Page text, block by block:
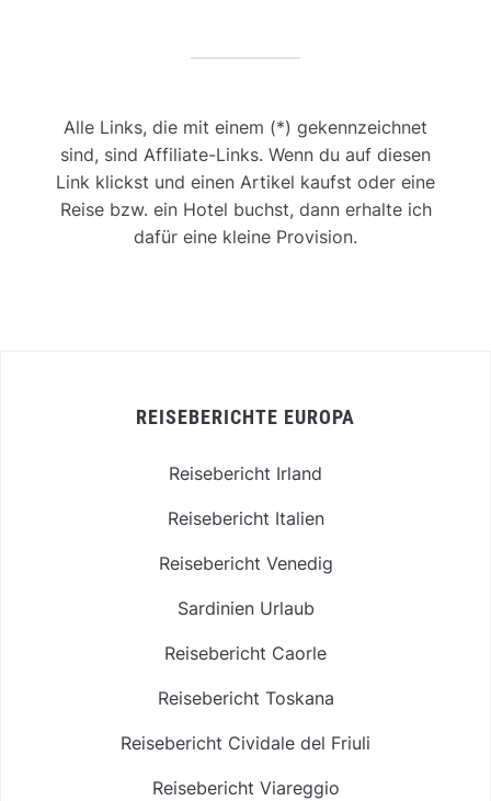
Alle Links, die mit einem (*) gekennzeichnet
sind, sind Affiliate-Links. Wenn du auf diesen
Link klickst und einen Artikel kaufst oder eine
Reise bzw. ein Hotel buchst, dann erhalte ich
dafür eine kleine Provision.
REISEBERICHTE EUROPA
Reisebericht Irland
Reisebericht Italien
Reisebericht Venedig
Sardinien Urlaub
Reisebericht Caorle
Reisebericht Toskana
Reisebericht Cividale del Friuli
Reisebericht Viareggio